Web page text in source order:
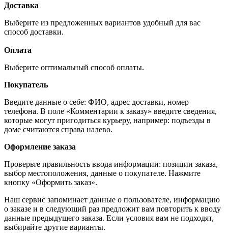
Доставка
Выберите из предложенных вариантов удобный для вас
способ доставки.
Оплата
Выберите оптимальный способ оплаты.
Покупатель
Введите данные о себе: ФИО, адрес доставки, номер
телефона. В поле «Комментарии к заказу» введите сведения,
которые могут пригодиться курьеру, например: подъезды в
доме считаются справа налево.
Оформление заказа
Проверьте правильность ввода информации: позиции заказа,
выбор местоположения, данные о покупателе. Нажмите
кнопку «Оформить заказ».
Наш сервис запоминает данные о пользователе, информацию
о заказе и в следующий раз предложит вам повторить к вводу
данные предыдущего заказа. Если условия вам не подходят,
выбирайте другие варианты.